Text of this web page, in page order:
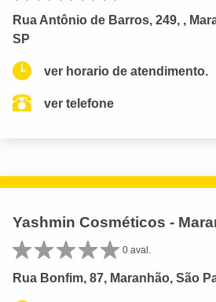
Rua Antônio de Barros, 249, ,
SP
ver horario de atendimento.
ver telefone
Yashmin Cosméticos -
0 aval.
Rua Bonfim, 87, Maranhão, São